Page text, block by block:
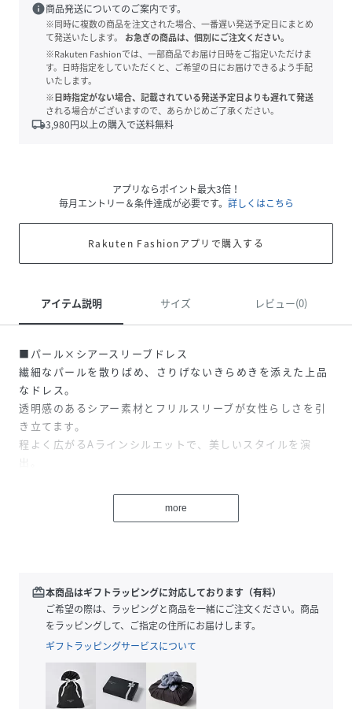
info商品発送についてのご案内です。
※同時に複数の商品を注文された場合、一番遅い発送予定日にまとめ
て発送いたします。
お急ぎの商品は、個別にご注文ください。
※Rakuten Fashionでは、一部商品でお届け日時をご指定いただけま
す。日時指定をしていただくと、ご希望の日にお届けできるよう手配
いたします。
※日時指定がない場合、記載されている発送予定日よりも遅れて発送
される場合がございますので、あらかじめご了承ください。
local_shipping3,980円以上の購入で送料無料
アプリならポイント最大3倍！
毎月エントリー＆条件達成が必要です。 詳しくはこちら
Rakuten Fashionアプリで購入する
アイテム説明 サイズ レビュー(0)
■パール×シアースリーブドレス
繊細なパールを散りばめ、さりげないきらめきを添えた上品
なドレス。
透明感のあるシアー素材とフリルスリーブが女性らしさを引
き立てます。
程よく広がるAラインシルエットで、美しいスタイルを演
出。
デコルテから袖にかけてのシアー素材に、繊細なパールを散
りばめたデザイン。
軽やかなフリルスリーブがフェミニンな雰囲気を漂わせま
■美しいAラインシルエット
程よく広がるAラインシルエットで、上品さと快適さを両
more
redeem本商品はギフトラッピングに対応しております（有料）
ご希望の際は、ラッピングと商品を一緒にご注文ください。商品
をラッピングして、ご指定の住所にお届けします。
ギフトラッピングサービスについて